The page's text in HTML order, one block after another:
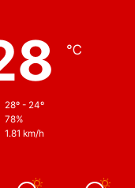
℃
28º - 24º
78%
1.81 km/h